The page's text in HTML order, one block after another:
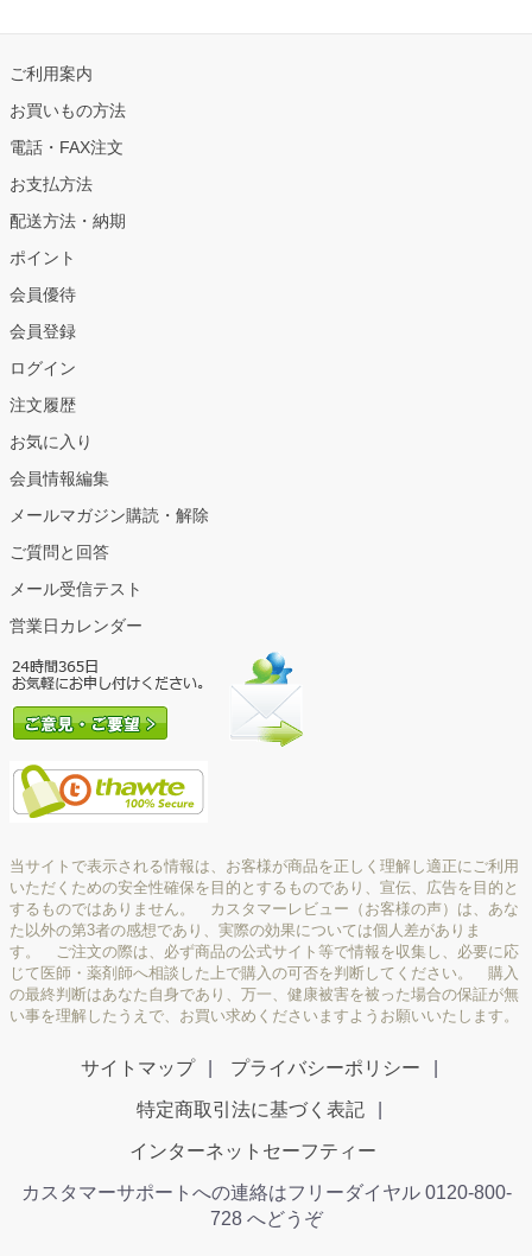
ご利用案内
お買いもの方法
電話・FAX注文
お支払方法
配送方法・納期
ポイント
会員優待
会員登録
ログイン
注文履歴
お気に入り
会員情報編集
メールマガジン購読・解除
ご質問と回答
メール受信テスト
営業日カレンダー
当サイトで表示される情報は、お客様が商品を正しく理解し適正にご利用
いただくための安全性確保を目的とするものであり、宣伝、広告を目的と
するものではありません。 カスタマーレビュー（お客様の声）は、あな
た以外の第3者の感想であり、実際の効果については個人差がありま
す。 ご注文の際は、必ず商品の公式サイト等で情報を収集し、必要に応
じて医師・薬剤師へ相談した上で購入の可否を判断してください。 購入
の最終判断はあなた自身であり、万一、健康被害を被った場合の保証が無
い事を理解したうえで、お買い求めくださいますようお願いいたします。
サイトマップ プライバシーポリシー
特定商取引法に基づく表記
インターネットセーフティー
カスタマーサポートへの連絡はフリーダイヤル 0120-800-
728 へどうぞ